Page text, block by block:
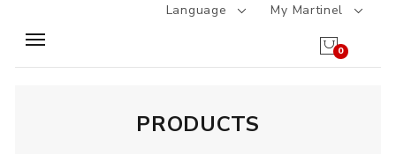
Language My Martinel
0
PRODUCTS